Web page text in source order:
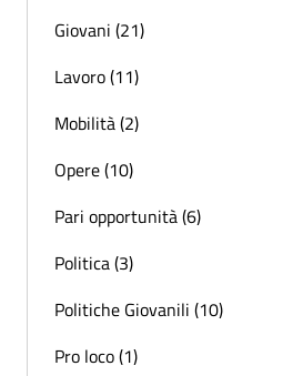
Giovani (21)
Lavoro (11)
Mobilità (2)
Opere (10)
Pari opportunità (6)
Politica (3)
Politiche Giovanili (10)
Pro loco (1)